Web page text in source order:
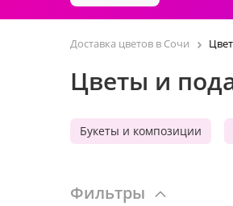
Доставка цветов в Сочи
Цветы и
Букеты и композиции
Фильтры